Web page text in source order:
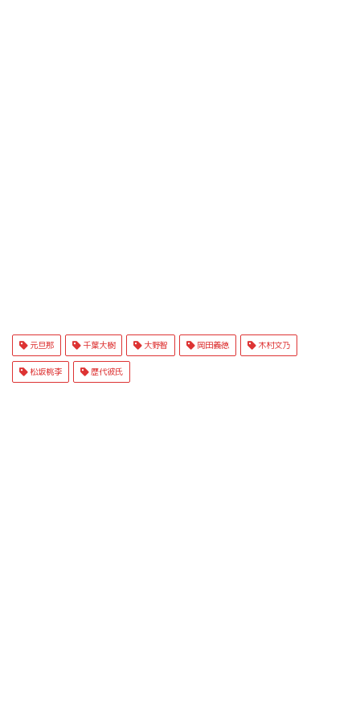
元旦那 千葉大樹 大野智 岡田義徳 木村文乃
松坂桃李 歴代彼氏